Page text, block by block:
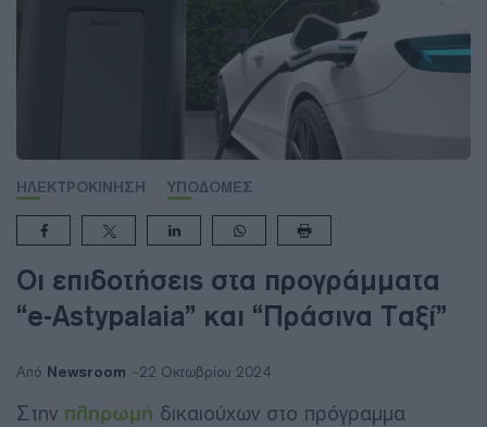
ΗΛΕΚΤΡΟΚΙΝΗΣΗ ΥΠΟΔΟΜΕΣ
Οι επιδοτήσεις στα προγράμματα
“e-Astypalaia” και “Πράσινα Ταξί”
Από Newsroom 22 Οκτωβρίου 2024
Στην πληρωμή δικαιούχων στο πρόγραμμα